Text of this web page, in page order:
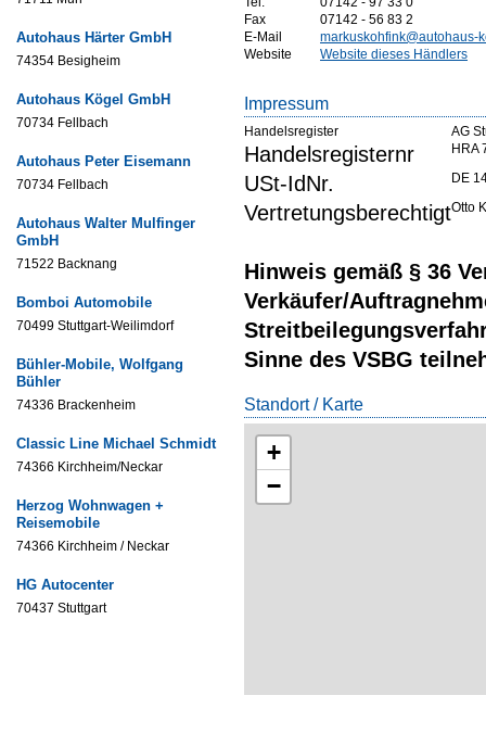
Autohaus Härter GmbH
74354 Besigheim
Autohaus Kögel GmbH
70734 Fellbach
Autohaus Peter Eisemann
70734 Fellbach
Autohaus Walter Mulfinger
GmbH
71522 Backnang
Bomboi Automobile
70499 Stuttgart-Weilimdorf
Bühler-Mobile, Wolfgang
Bühler
74336 Brackenheim
Classic Line Michael Schmidt
74366 Kirchheim/Neckar
Herzog Wohnwagen +
Reisemobile
74366 Kirchheim / Neckar
HG Autocenter
70437 Stuttgart
Fax
07142 - 56 83 2
E-Mail
markuskohfink@autohaus-
Website
Website dieses Händlers
Impressum
Handelsregister AG
Handelsregisternr HRA
USt-IdNr. DE
VertretungsberechtigtOtto
Hinweis gemäß § 36
Verkäufer/
Sinne des VSBG
Standort / Karte
+
−